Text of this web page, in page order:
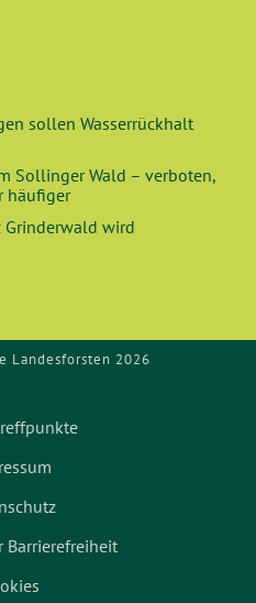
sollen Wasserrückhalt
Sollinger Wald – verboten,
häufiger
wird
Landesforsten 2026
Barrierefreiheit